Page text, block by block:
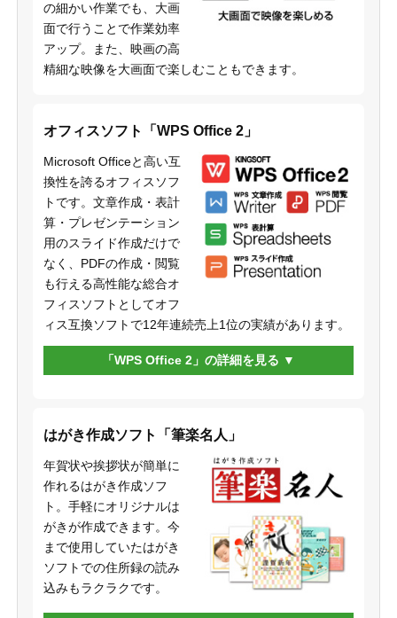
の細かい作業でも、大画
面で行うことで作業効率
アップ。また、映画の高
精細な映像を大画面で楽しむこともできます。
オフィスソフト「WPS Office 2」
Microsoft Officeと高い互
換性を誇るオフィスソフ
トです。文章作成・表計
算・プレゼンテーション
用のスライド作成だけで
なく、PDFの作成・閲覧
も行える高性能な総合オ
フィスソフトとしてオフ
ィス互換ソフトで12年連続売上1位の実績があります。
「WPS Office 2」の詳細を見る
はがき作成ソフト「筆楽名人」
年賀状や挨拶状が簡単に
作れるはがき作成ソフ
ト。手軽にオリジナルは
がきが作成できます。今
まで使用していたはがき
ソフトでの住所録の読み
込みもラクラクです。